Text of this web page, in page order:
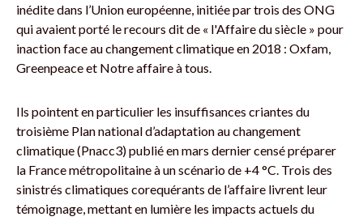
inédite dans l’Union européenne, initiée par trois des ONG
qui avaient porté le recours dit de « l'Affaire du siècle » pour
inaction face au changement climatique en 2018 : Oxfam,
Greenpeace et Notre affaire à tous.
Ils pointent en particulier les insuffisances criantes du
troisième Plan national d’adaptation au changement
climatique (Pnacc3) publié en mars dernier censé préparer
la France métropolitaine à un scénario de +4 °C. Trois des
sinistrés climatiques corequérants de l’affaire livrent leur
témoignage, mettant en lumière les impacts actuels du